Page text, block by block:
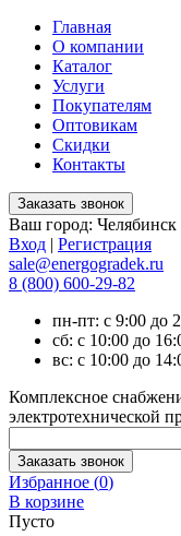
Главная
О компании
Каталог
Услуги
Покупателям
Оптовикам
Скидки
Контакты
Ваш город: Челябинск
Вход | Регистрация
sale@energogradek.ru
8 (800) 600-29-82
пн-пт: с 9:00 до
сб: с 10:00 до
вс: с 10:00 до
Комплексное
электротехнической
Избранное (0)
В корзине
Пусто